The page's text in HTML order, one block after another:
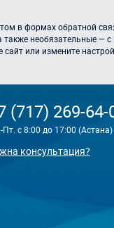
в формах обратной
необязательные — с
или измените
(717) 269-64-
Пт. с 8:00 до 17:00 (Астана)
консультация?